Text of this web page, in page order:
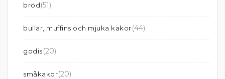
bröd(51)
bullar, muffins och mjuka kakor(44)
godis(20)
småkakor(20)